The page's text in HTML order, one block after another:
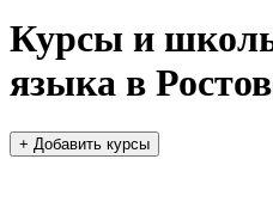
Курсы и
языка в
+ Добавить курсы